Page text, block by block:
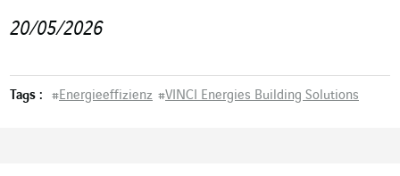
20/05/2026
Tags : #Energieeffizienz #VINCI Energies Building Solutions